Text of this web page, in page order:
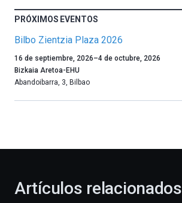
PRÓXIMOS EVENTOS
Bilbo Zientzia Plaza 2026
Un
año
más,
celebración
16 de septiembre, 2026–4 de octubre, 2026
Bizkaia Aretoa-EHU
Abandoibarra, 3, Bilbao
Artículos relacionados